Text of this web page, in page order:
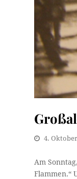
4.
Am
Flammen.“